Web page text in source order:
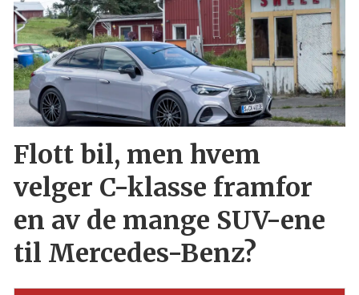
Flott bil, men hvem
velger C-klasse framfor
en av de mange SUV-ene
til Mercedes-Benz?